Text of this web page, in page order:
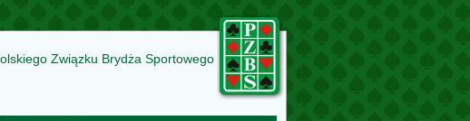
Związku Brydża Sportowego